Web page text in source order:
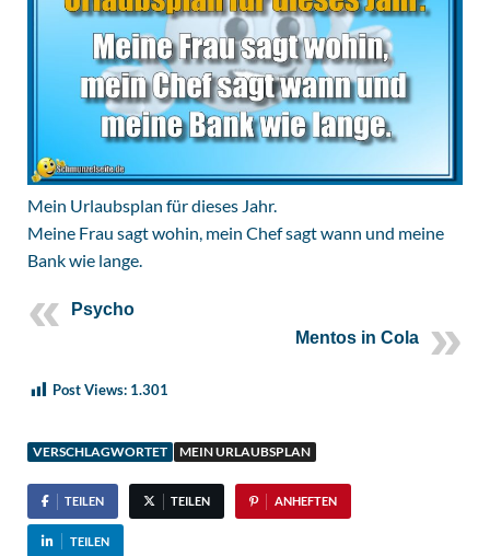
Mein Urlaubsplan für dieses Jahr.
Meine Frau sagt wohin, mein Chef sagt wann und meine
Bank wie lange.
Psycho
Mentos in Cola
Post Views: 1.301
VERSCHLAGWORTET MEIN URLAUBSPLAN
TEILEN TEILEN ANHEFTEN
TEILEN